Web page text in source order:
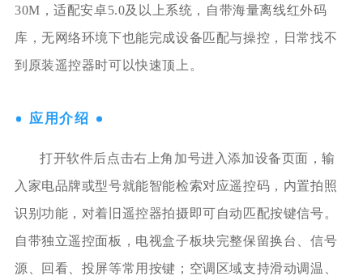
30M，适配安卓5.0及以上系统，自带海量离线红外码
库，无网络环境下也能完成设备匹配与操控，日常找不
到原装遥控器时可以快速顶上。
应用介绍
打开软件后点击右上角加号进入添加设备页面，输
入家电品牌或型号就能智能检索对应遥控码，内置拍照
识别功能，对着旧遥控器拍摄即可自动匹配按键信号。
自带独立遥控面板，电视盒子板块完整保留换台、信号
源、回看、投屏等常用按键；空调区域支持滑动调温、